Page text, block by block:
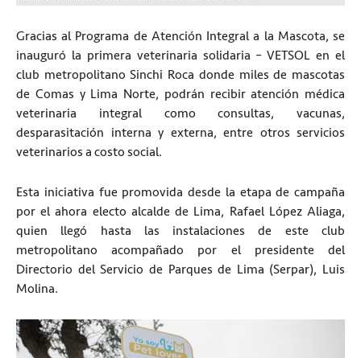
Gracias al Programa de Atención Integral a la Mascota, se
inauguró la primera veterinaria solidaria – VETSOL en el
club metropolitano Sinchi Roca donde miles de mascotas
de Comas y Lima Norte, podrán recibir atención médica
veterinaria integral como consultas, vacunas,
desparasitación interna y externa, entre otros servicios
veterinarios a costo social.
Esta iniciativa fue promovida desde la etapa de campaña
por el ahora electo alcalde de Lima, Rafael López Aliaga,
quien llegó hasta las instalaciones de este club
metropolitano acompañado por el presidente del
Directorio del Servicio de Parques de Lima (Serpar), Luis
Molina.